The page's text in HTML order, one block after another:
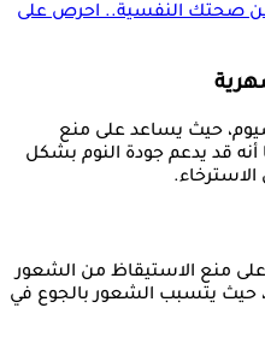
صحتك النفسية.. احرص على
حيث يساعد على منع
أنه قد يدعم جودة النوم بشكل
على منع الاستيقاظ من الشعور
حيث يتسبب الشعور بالجوع في